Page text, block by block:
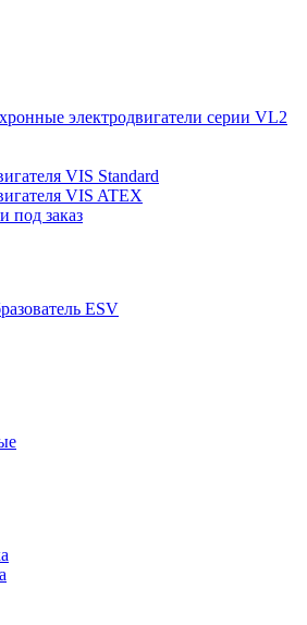
электродвигатели серии VL2
VIS Standard
VIS ATEX
под заказ
ESV